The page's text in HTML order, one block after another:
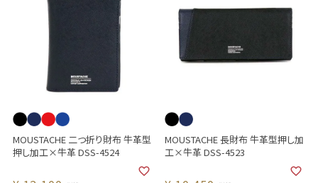
MOUSTACHE 二つ折り財布 牛革型
押し加工×牛革 DSS-4524
MOUSTACHE 長財布 牛革型押し加
工×牛革 DSS-4523